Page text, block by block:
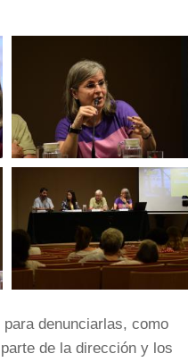
denunciarlas, como
de la dirección y los